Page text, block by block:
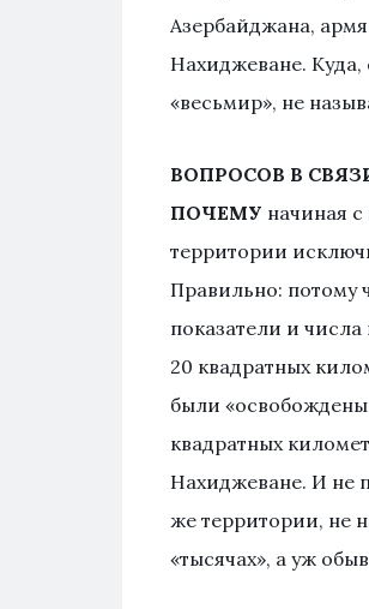
Азербайджана,
Нахиджеване. Куда,
«весьмир», не
ВОПРОСОВ В
ПОЧЕМУ начиная
территории
Правильно: потому
показатели и числа
20 квадратных
были «освобождены
квадратных
Нахиджеване. И не
же территории, не
«тысячах», а уж